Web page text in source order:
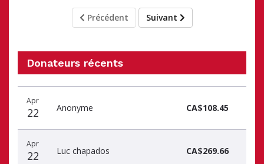
Précédent Suivant
Donateurs récents
récents
Apr
22 Anonyme CA$108.45
Apr
22 Luc chapados CA$269.66